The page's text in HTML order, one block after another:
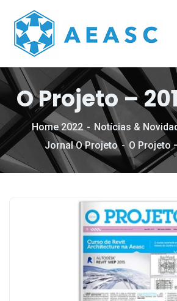
O Projeto –
Home 2022 Notícias &
Jornal O Projeto
O Projeto